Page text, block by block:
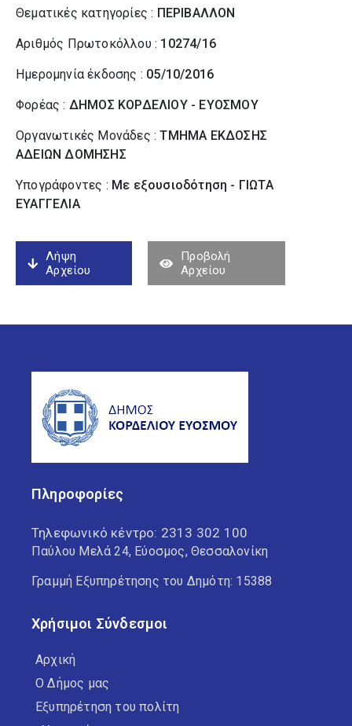
Θεματικές κατηγορίες : ΠΕΡΙΒΑΛΛΟΝ
Αριθμός Πρωτοκόλλου : 10274/16
Ημερομηνία έκδοσης : 05/10/2016
Φορέας : ΔΗΜΟΣ ΚΟΡΔΕΛΙΟΥ - ΕΥΟΣΜΟΥ
Οργανωτικές Μονάδες :ΤΜΗΜΑ ΕΚΔΟΣΗΣ
ΑΔΕΙΩΝ ΔΟΜΗΣΗΣ
Υπογράφοντες : Με εξουσιοδότηση - ΓΙΩΤΑ
ΕΥΑΓΓΕΛΙΑ
Λήψη
Αρχείου
Προβολή
Αρχείου
Πληροφορίες
Τηλεφωνικό κέντρο: 2313 302 100
Παύλου Μελά 24, Εύοσμος, Θεσσαλονίκη
Γραμμή Εξυπηρέτησης του Δημότη: 15388
Χρήσιμοι Σύνδεσμοι
Αρχική
Ο Δήμος μας
Εξυπηρέτηση του πολίτη